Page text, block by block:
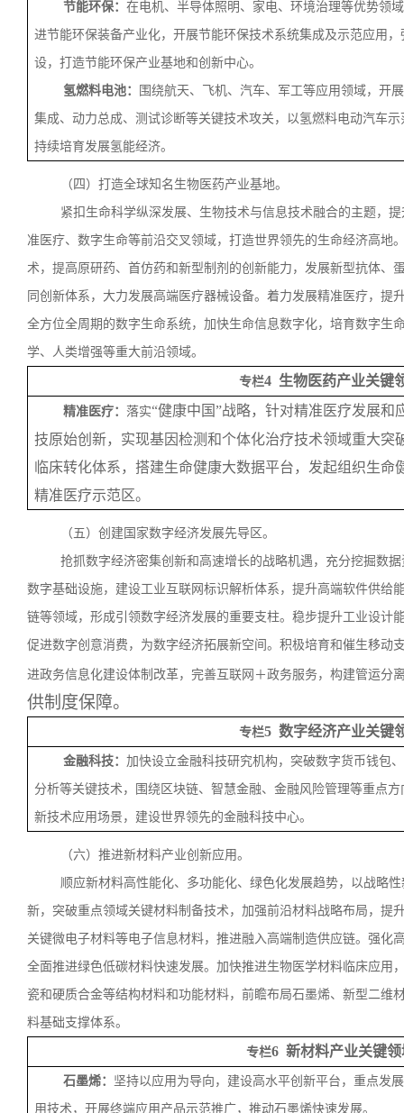
节能环保： 在电机、半导体照明、家电、环境治理等优势领
进节能环保装备产业化，开展节能环保技术系统集成及示范应用
设，打造节能环保产业基地和创新中心。
氢燃料电池： 围绕航天、飞机、汽车、军工等应用领域，开
集成、动力总成、测试诊断等关键技术攻关，以氢燃料电动汽车
持续培育发展氢能经济。
（四）打造全球知名生物医药产业基地。
紧扣生命科学纵深发展、生物技术与信息技术融合的主题，
准医疗、数字生命等前沿交叉领域，打造世界领先的生命经济高地
术，提高原研药、首仿药和新型制剂的创新能力，发展新型抗体、
同创新体系，大力发展高端医疗器械设备。着力发展精准医疗，
全方位全周期的数字生命系统，加快生命信息数字化，培育数字生
学、人类增强等重大前沿领域。
专栏4 生物医药产业关键
精准医疗： 落实“健康中国”战略，针对精准医疗发展
技原始创新，实现基因检测和个体化治疗技术领域重大突
临床转化体系，搭建生命健康大数据平台，发起组织生命
精准医疗示范区。
（五）创建国家数字经济发展先导区。
抢抓数字经济密集创新和高速增长的战略机遇，充分挖掘数
数字基础设施，建设工业互联网标识解析体系，提升高端软件供给
链等领域，形成引领数字经济发展的重要支柱。稳步提升工业设计
促进数字创意消费，为数字经济拓展新空间。积极培育和催生移动
进政务信息化建设体制改革，完善互联网＋政务服务，构建管运分
供制度保障。
专栏5 数字经济产业关键
金融科技： 加快设立金融科技研究机构，突破数字货币钱包
分析等关键技术，围绕区块链、智慧金融、金融风险管理等重点
新技术应用场景，建设世界领先的金融科技中心。
（六）推进新材料产业创新应用。
顺应新材料高性能化、多功能化、绿色化发展趋势，以战略
新，突破重点领域关键材料制备技术，加强前沿材料战略布局，提
关键微电子材料等电子信息材料，推进融入高端制造供应链。强
全面推进绿色低碳材料快速发展。加快推进生物医学材料临床应用
瓷和硬质合金等结构材料和功能材料，前瞻布局石墨烯、新型二维
料基础支撑体系。
专栏6 新材料产业关键领
石墨烯： 坚持以应用为导向，建设高水平创新平台，重点发
用技术，开展终端应用产品示范推广，推动石墨烯快速发展。